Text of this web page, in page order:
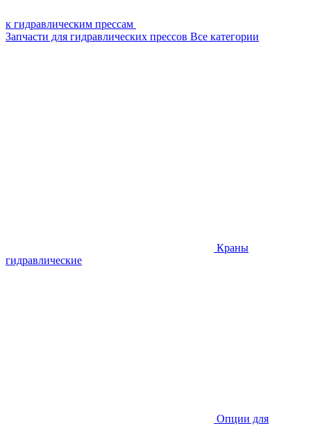
к гидравлическим прессам
Запчасти для гидравлических прессов Все категории
Краны
гидравлические
Опции для